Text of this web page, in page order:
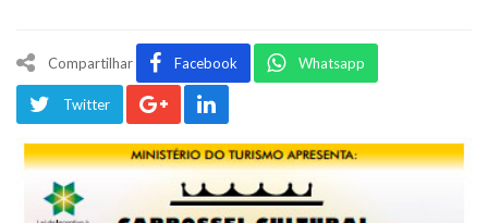
Compartilhar Facebook Whatsapp
Twitter